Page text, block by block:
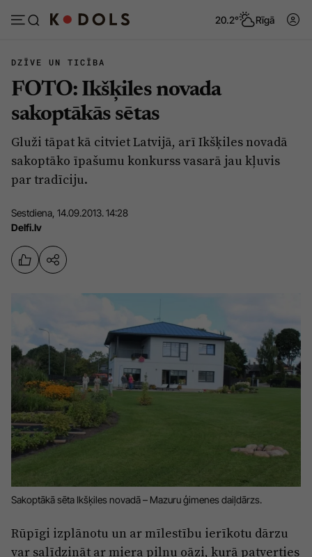
20.2° Rīgā
Abonēt
Ziņas
Politika
Izglītība
Veselība
Ģimene
Drošība
Tēmas
Pasākumi
Pierīga
Ādaži
Ķekava
Mārupe
Ropaži
Zaļā nākotne
Vide
DZĪVE UN TICĪBA
FOTO: Ikšķiles novada
sakoptākās sētas
Gluži tāpat kā citviet Latvijā, arī Ikšķiles novadā
sakoptāko īpašumu konkurss vasarā jau kļuvis
par tradīciju.
Sestdiena, 14.09.2013. 14:28
Delfi.lv
Sakoptākā sēta Ikšķiles novadā – Mazuru ģimenes daiļdārzs.
Rūpīgi izplānotu un ar mīlestību ierīkotu dārzu
var salīdzināt ar miera pilnu oāzi, kurā patverties